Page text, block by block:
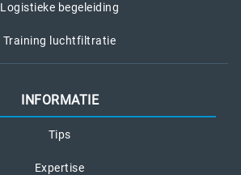
Logistieke begeleiding
Training luchtfiltratie
INFORMATIE
Tips
Expertise